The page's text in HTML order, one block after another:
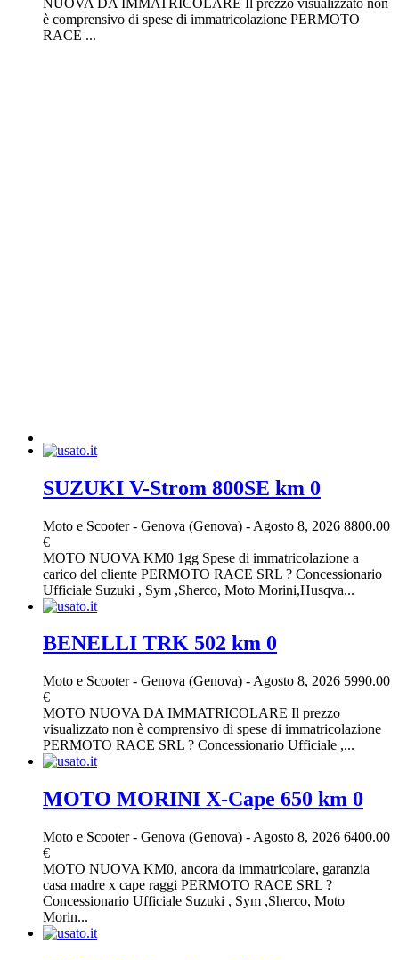
è comprensivo di spese di immatricolazione PERMOTO
RACE ...
SUZUKI V-Strom 800SE km 0
Moto e Scooter- Genova (Genova) - Agosto 8, 2026 8800.00
€
MOTO NUOVA KM0 1gg Spese di immatricolazione a
carico del cliente PERMOTO RACE SRL ? Concessionario
Ufficiale Suzuki , Sym ,Sherco, Moto Morini,Husqva...
BENELLI TRK 502 km 0
Moto e Scooter- Genova (Genova) - Agosto 8, 2026 5990.00
€
MOTO NUOVA DA IMMATRICOLARE Il prezzo
visualizzato non è comprensivo di spese di immatricolazione
PERMOTO RACE SRL ? Concessionario Ufficiale ,...
MOTO MORINI X-Cape 650 km 0
Moto e Scooter- Genova (Genova) - Agosto 8, 2026 6400.00
€
MOTO NUOVA KM0, ancora da immatricolare, garanzia
casa madre x cape raggi PERMOTO RACE SRL ?
Concessionario Ufficiale Suzuki , Sym ,Sherco, Moto
Morin...